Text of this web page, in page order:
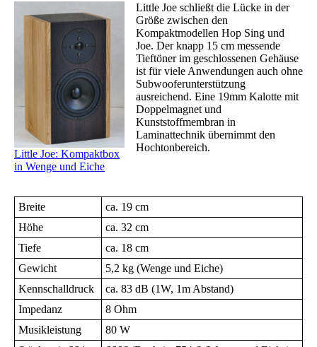
Little Joe: Kompaktbox
in Wenge und Eiche
Little Joe schließt die Lücke in der
Größe zwischen den
Kompaktmodellen Hop Sing und
Joe. Der knapp 15 cm messende
Tieftöner im geschlossenen Gehäuse
ist für viele Anwendungen auch ohne
Subwooferunterstützung
ausreichend. Eine 19mm Kalotte mit
Doppelmagnet und
Kunststoffmembran in
Laminattechnik übernimmt den
Hochtonbereich.
Breite
ca. 19 cm
Höhe
ca. 32 cm
Tiefe
ca. 18 cm
Gewicht
5,2 kg (Wenge und Eiche)
Kennschalldruck
ca. 83 dB (1W, 1m Abstand)
Impedanz
8 Ohm
Musikleistung
80 W